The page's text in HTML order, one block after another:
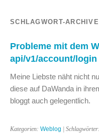
SCHLAGWORT-
Probleme mit dem
api/v1/account/login
Meine Liebste näht nicht
diese auf DaWanda in
bloggt auch gelegentlich.
Kategorien: Weblog | Schlagwörter: